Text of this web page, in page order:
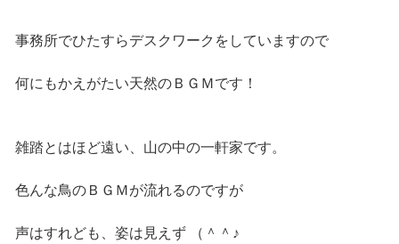
事務所でひたすらデスクワークをしていますので
何にもかえがたい天然のＢＧＭです！
雑踏とはほど遠い、山の中の一軒家です。
色んな鳥のＢＧＭが流れるのですが
声はすれども、姿は見えず （＾＾♪